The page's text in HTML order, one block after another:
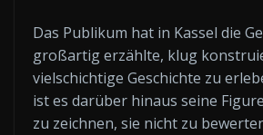
Das Publikum hat in Kassel die
großartig erzählte, klug
vielschichtige Geschichte zu
ist es darüber hinaus seine
zu zeichnen, sie nicht zu